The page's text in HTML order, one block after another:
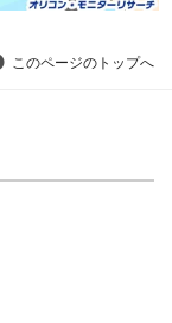
このページのトップへ